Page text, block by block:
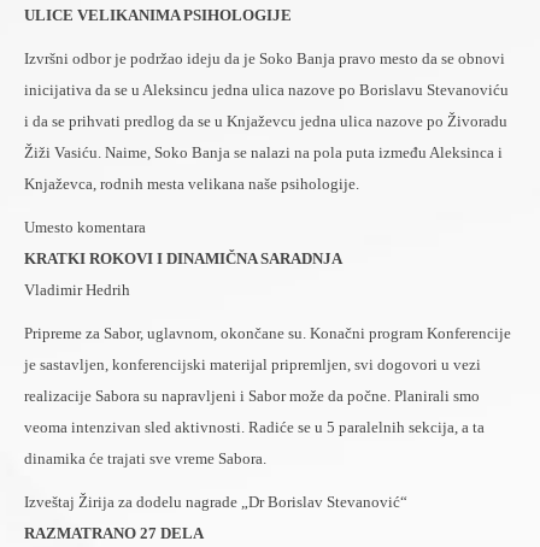
ULICE VELIKANIMA PSIHOLOGIJE
Izvršni odbor je podržao ideju da je Soko Banja pravo mesto da se obnovi
inicijativa da se u Aleksincu jedna ulica nazove po Borislavu Stevanoviću
i da se prihvati predlog da se u Knjaževcu jedna ulica nazove po Živoradu
Žiži Vasiću. Naime, Soko Banja se nalazi na pola puta između Aleksinca i
Knjaževca, rodnih mesta velikana naše psihologije.
Umesto komentara
KRATKI ROKOVI I DINAMIČNA SARADNJA
Vladimir Hedrih
Pripreme za Sabor, uglavnom, okončane su. Konačni program Konferencije
je sastavljen, konferencijski materijal pripremljen, svi dogovori u vezi
realizacije Sabora su napravljeni i Sabor može da počne. Planirali smo
veoma intenzivan sled aktivnosti. Radiće se u 5 paralelnih sekcija, a ta
dinamika će trajati sve vreme Sabora.
Izveštaj Žirija za dodelu nagrade „Dr Borislav Stevanović“
RAZMATRANO 27 DELA